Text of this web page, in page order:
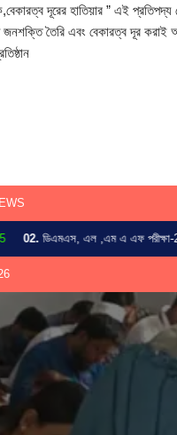
দূরের হাতিয়ার ” এই
তৈরি এবং বেকারত্ব দূর করাই
02. ডিএমএস, এল ,এম এ এফ পরীক্ষা-